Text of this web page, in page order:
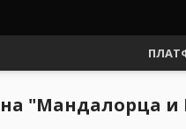
"Мандалорца